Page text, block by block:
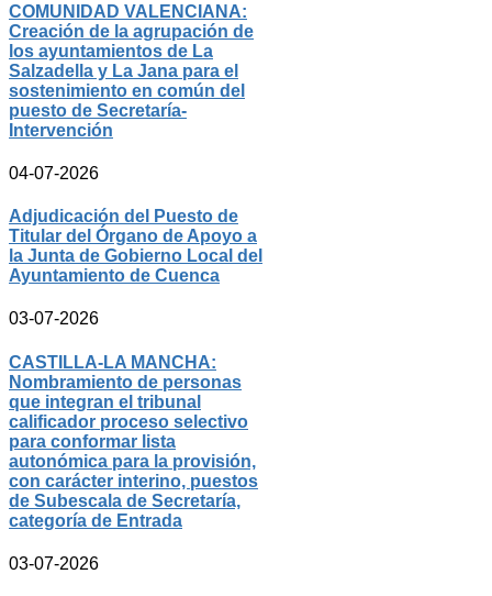
COMUNIDAD VALENCIANA:
Creación de la agrupación de
los ayuntamientos de La
Salzadella y La Jana para el
sostenimiento en común del
puesto de Secretaría-
Intervención
04-07-2026
Adjudicación del Puesto de
Titular del Órgano de Apoyo a
la Junta de Gobierno Local del
Ayuntamiento de Cuenca
03-07-2026
CASTILLA-LA MANCHA:
Nombramiento de personas
que integran el tribunal
calificador proceso selectivo
para conformar lista
autonómica para la provisión,
con carácter interino, puestos
de Subescala de Secretaría,
categoría de Entrada
03-07-2026